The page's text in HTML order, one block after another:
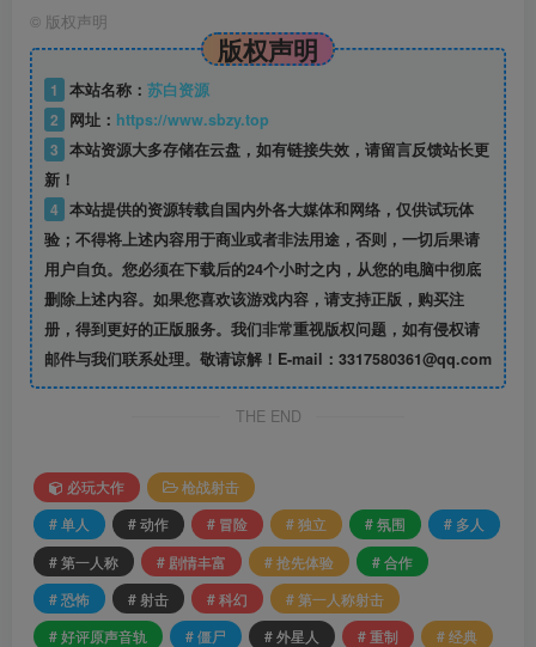
© 版权声明
版权声明
1 本站名称： 苏白资源
2
网址： https://www.sbzy.top
3 本站资源大多存储在云盘，如有链接失效，请留言反馈站长更
新！
4 本站提供的资源转载自国内外各大媒体和网络，仅供试玩体
验；不得将上述内容用于商业或者非法用途，否则，一切后果请
用户自负。您必须在下载后的24个小时之内，从您的电脑中彻底
删除上述内容。如果您喜欢该游戏内容，请支持正版，购买注
册，得到更好的正版服务。我们非常重视版权问题，如有侵权请
邮件与我们联系处理。敬请谅解！E-mail：3317580361@qq.com
THE END
必玩大作
枪战射击
# 单人
# 动作 # 冒险 # 独立 # 氛围
# 多人
# 第一人称
# 剧情丰富 # 抢先体验
# 合作
# 恐怖
# 射击 # 科幻
# 第一人称射击
# 好评原声音轨
# 僵尸 # 外星人 # 重制
# 经典